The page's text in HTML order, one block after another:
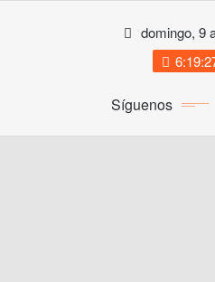
domingo, 9
Síguenos